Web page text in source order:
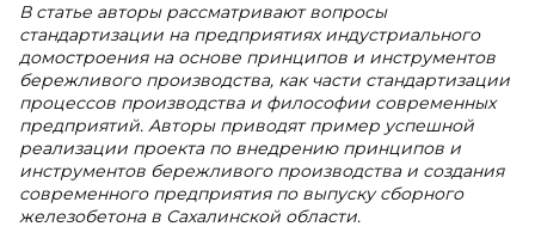
В статье авторы рассматривают вопросы
стандартизации на предприятиях индустриального
домостроения на основе принципов и инструментов
бережливого производства, как части стандартизации
процессов производства и философии современных
предприятий. Авторы приводят пример успешной
реализации проекта по внедрению принципов и
инструментов бережливого производства и создания
современного предприятия по выпуску сборного
железобетона в Сахалинской области.